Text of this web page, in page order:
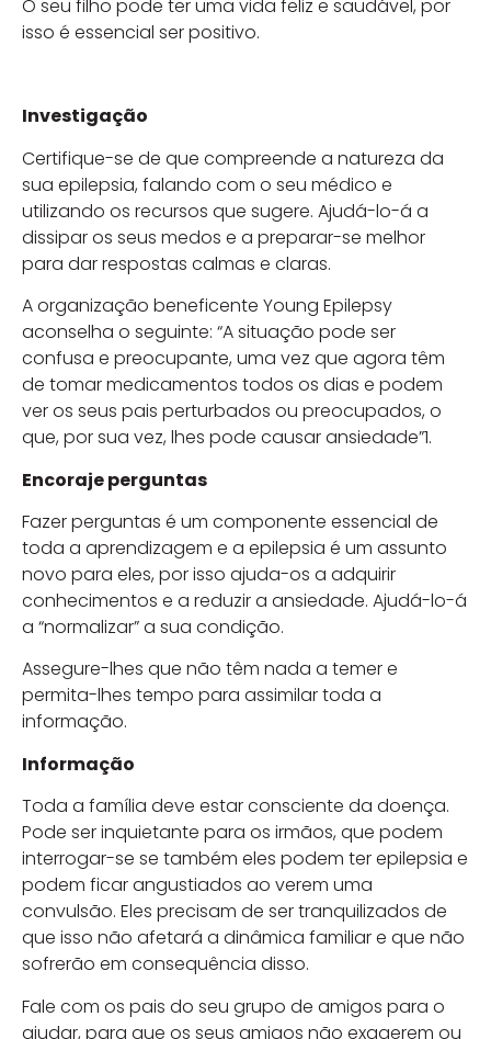
O seu filho pode ter uma vida feliz e saudável, por
isso é essencial ser positivo.
Investigação
Certifique-se de que compreende a natureza da
sua epilepsia, falando com o seu médico e
utilizando os recursos que sugere. Ajudá-lo-á a
dissipar os seus medos e a preparar-se melhor
para dar respostas calmas e claras.
A organização beneficente Young Epilepsy
aconselha o seguinte: “A situação pode ser
confusa e preocupante, uma vez que agora têm
de tomar medicamentos todos os dias e podem
ver os seus pais perturbados ou preocupados, o
que, por sua vez, lhes pode causar ansiedade”1.
Encoraje perguntas
Fazer perguntas é um componente essencial de
toda a aprendizagem e a epilepsia é um assunto
novo para eles, por isso ajuda-os a adquirir
conhecimentos e a reduzir a ansiedade. Ajudá-lo-á
a “normalizar” a sua condição.
Assegure-lhes que não têm nada a temer e
permita-lhes tempo para assimilar toda a
informação.
Informação
Toda a família deve estar consciente da doença.
Pode ser inquietante para os irmãos, que podem
interrogar-se se também eles podem ter epilepsia e
podem ficar angustiados ao verem uma
convulsão. Eles precisam de ser tranquilizados de
que isso não afetará a dinâmica familiar e que não
sofrerão em consequência disso.
Fale com os pais do seu grupo de amigos para o
ajudar, para que os seus amigos não exagerem ou